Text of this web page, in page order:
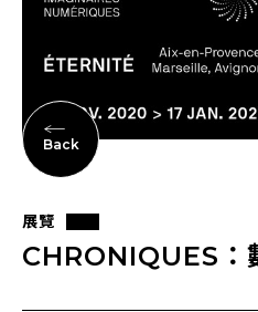
Back
展覽
CHRONIQUES：